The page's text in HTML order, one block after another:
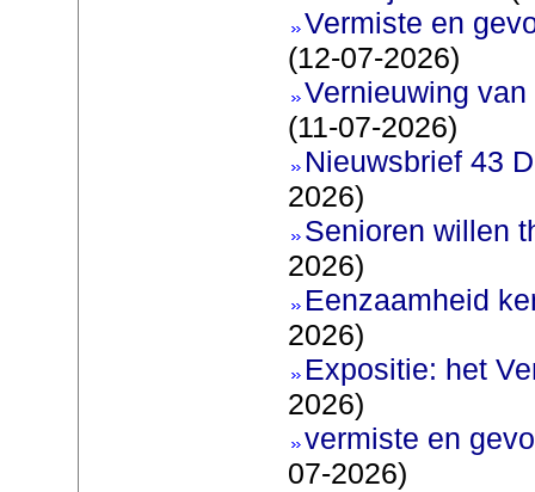
Vermiste en
(12-07-2026)
Vernieuwing
(11-07-2026)
Nieuwsbrief 43
2026)
Senioren willen
2026)
Eenzaamheid
2026)
Expositie: het
2026)
vermiste en
07-2026)